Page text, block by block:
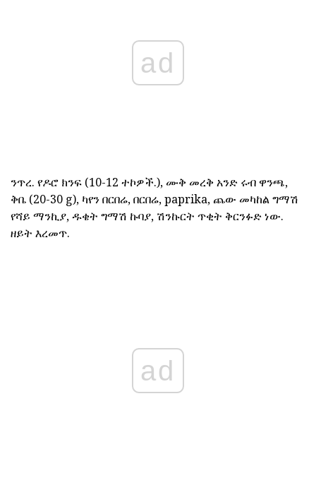
ad
ንጥረ. የዶሮ ክንፍ (10-12 ተኮዎች.), ሙቅ መረቅ አንድ ሩብ ዋንጫ,
ቅቤ (20-30 g), ካየን በርበሬ, በርበሬ, paprika, ጨው መካከል ግማሽ
የሻይ ማንኪያ, ዱቄት ግማሽ ኩባያ, ሽንኩርት ጥቂት ቅርንፉድ ነው.
ዘይት እረመጥ.
ad